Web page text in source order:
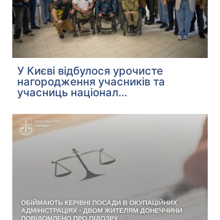
У Києві відбулося урочисте
нагородження учасників та
учасниць націонал...